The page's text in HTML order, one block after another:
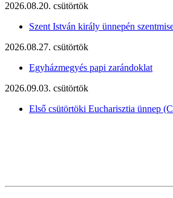
2026.08.20. csütörtök
Szent István király ünnepén
2026.08.27. csütörtök
Egyházmegyés papi zarándoklat
2026.09.03. csütörtök
Első csütörtöki Eucharisztia ünnep